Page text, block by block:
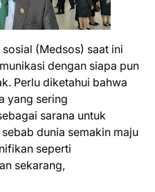
(Medsos) saat ini
dengan siapa pun
Perlu diketahui bahwa
yang sering
sarana untuk
dunia semakin maju
seperti
sekarang,